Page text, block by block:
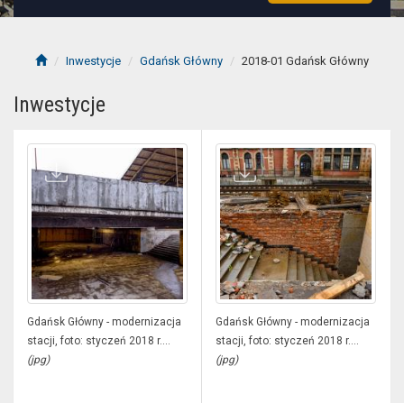
Inwestycje Gdańsk Główny 2018-01 Gdańsk Główny
Inwestycje
Gdańsk Główny - modernizacja
stacji, foto: styczeń 2018 r....
(jpg)
Gdańsk Główny - modernizacja
stacji, foto: styczeń 2018 r....
(jpg)